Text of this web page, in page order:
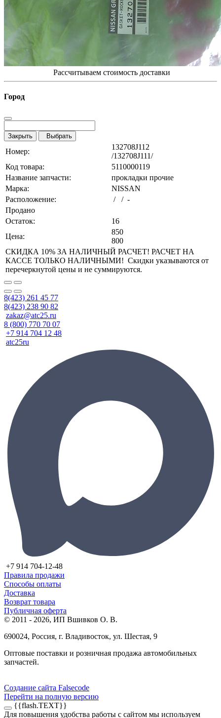
Рассчитываем стоимость доставки
Город
Закрыть Выбрать
Номер:
132708J112
/132708J111/
Код товара:
5110000119
Название запчасти:
прокладки прочие
Марка:
NISSAN
Расположение:
/ / -
Продано
Остаток:
16
Цена:
850
800
СКИДКА 10% ЗА НАЛИЧНЫЙ РАСЧЕТ! РАСЧЕТ НА
КАССЕ ТОЛЬКО НАЛИЧНЫМИ! Скидки указываются от
перечеркнутой цены и не суммируются.
8(423) 261 45 77
8(423) 238 90 82
zakaz@atc25.ru
8 (800) 770 70 07
+7 914 704 12 48
atc25ru
+7 914 704-12-48
Правила продажи
Способы оплаты
Доставка
Возврат товара
Публичная оферта
© 2011 - 2026, ИП Вшивков О. В.
690024, Россия, г. Владивосток, ул. Шестая, 9
Оптовые поставки и розничная продажа автомобильных
запчастей.
Создание сайта Falsecode
Перейти на полную версию
{{flash.TEXT}}
Для повышения удобства работы с сайтом мы используем